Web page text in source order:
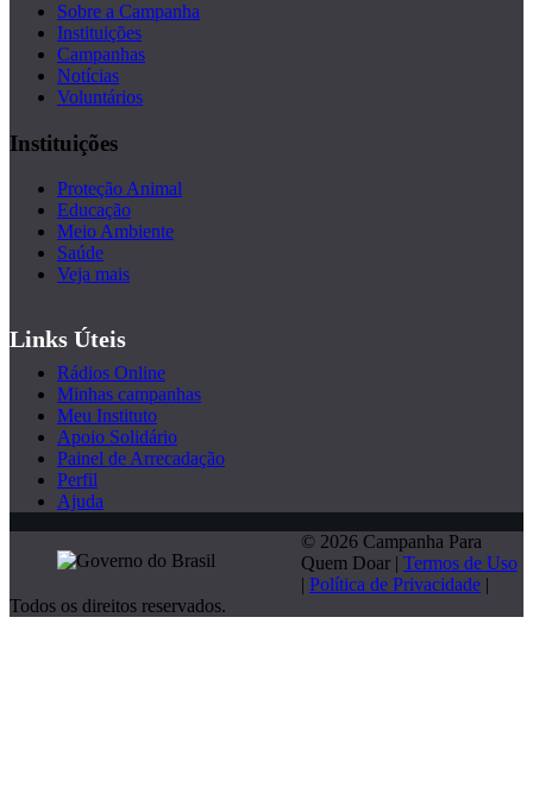
Sobre a Campanha
Instituições
Campanhas
Notícias
Voluntários
Instituições
Proteção Animal
Educação
Meio Ambiente
Saúde
Veja mais
Links Úteis
Rádios Online
Minhas campanhas
Meu Instituto
Apoio Solidário
Painel de Arrecadação
Perfil
Ajuda
© 2026 Campanha Para
Quem Doar | Termos de Uso
| Política de Privacidade |
Todos os direitos reservados.